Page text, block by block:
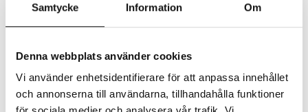
Samtycke Information Om
Denna webbplats använder cookies
Vi använder enhetsidentifierare för att anpassa innehållet
och annonserna till användarna, tillhandahålla funktioner
Tid:
Musik Hallandia
Freadals Gårdskrog